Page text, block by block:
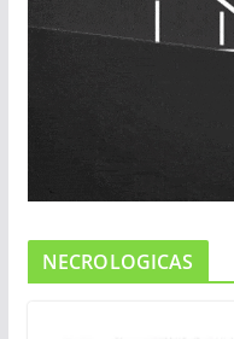
NECROLOGICAS